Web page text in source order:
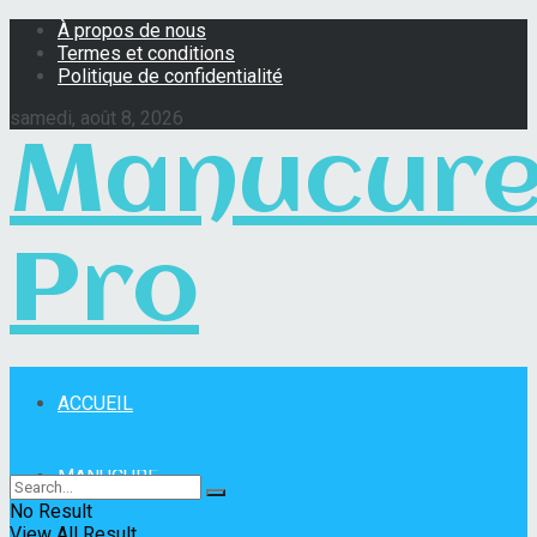
À propos de nous
Termes et conditions
Politique de confidentialité
samedi, août 8, 2026
Pro
ACCUEIL
MANUCURE
No Result